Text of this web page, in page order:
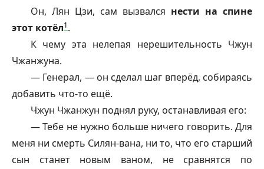
Он, Лян Цзи, сам вызвался нести на спине
этот котёл1.
К чему эта нелепая нерешительность Чжун
Чжанжуна.
— Генерал, — он сделал шаг вперёд, собираясь
добавить что-то ещё.
Чжун Чжанжун поднял руку, останавливая его:
— Тебе не нужно больше ничего говорить. Для
меня ни смерть Силян-вана, ни то, что его старший
сын станет новым ваном, не сравнятся по